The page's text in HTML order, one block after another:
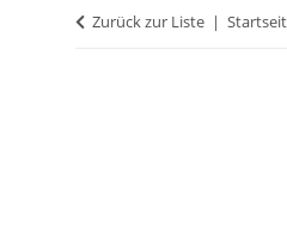
Zurück zur Liste